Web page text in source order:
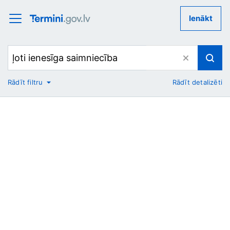
Ienākt
No
Rādīt filtru Rādīt detalizēti